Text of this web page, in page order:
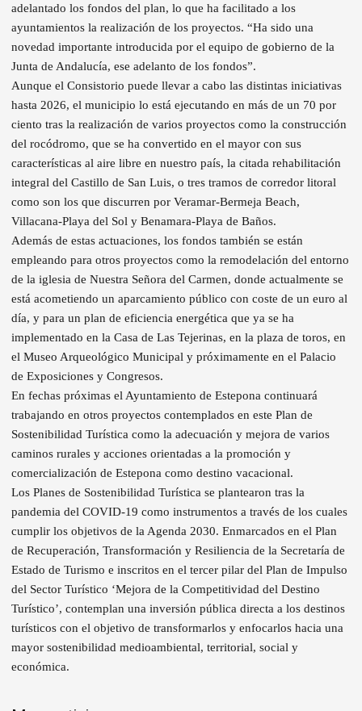
adelantado los fondos del plan, lo que ha facilitado a los
ayuntamientos la realización de los proyectos. “Ha sido una
novedad importante introducida por el equipo de gobierno de la
Junta de Andalucía, ese adelanto de los fondos”.
Aunque el Consistorio puede llevar a cabo las distintas iniciativas
hasta 2026, el municipio lo está ejecutando en más de un 70 por
ciento tras la realización de varios proyectos como la construcción
del rocódromo, que se ha convertido en el mayor con sus
características al aire libre en nuestro país, la citada rehabilitación
integral del Castillo de San Luis, o tres tramos de corredor litoral
como son los que discurren por Veramar-Bermeja Beach,
Villacana-Playa del Sol y Benamara-Playa de Baños.
Además de estas actuaciones, los fondos también se están
empleando para otros proyectos como la remodelación del entorno
de la iglesia de Nuestra Señora del Carmen, donde actualmente se
está acometiendo un aparcamiento público con coste de un euro al
día, y para un plan de eficiencia energética que ya se ha
implementado en la Casa de Las Tejerinas, en la plaza de toros, en
el Museo Arqueológico Municipal y próximamente en el Palacio
de Exposiciones y Congresos.
En fechas próximas el Ayuntamiento de Estepona continuará
trabajando en otros proyectos contemplados en este Plan de
Sostenibilidad Turística como la adecuación y mejora de varios
caminos rurales y acciones orientadas a la promoción y
comercialización de Estepona como destino vacacional.
Los Planes de Sostenibilidad Turística se plantearon tras la
pandemia del COVID-19 como instrumentos a través de los cuales
cumplir los objetivos de la Agenda 2030. Enmarcados en el Plan
de Recuperación, Transformación y Resiliencia de la Secretaría de
Estado de Turismo e inscritos en el tercer pilar del Plan de Impulso
del Sector Turístico ‘Mejora de la Competitividad del Destino
Turístico’, contemplan una inversión pública directa a los destinos
turísticos con el objetivo de transformarlos y enfocarlos hacia una
mayor sostenibilidad medioambiental, territorial, social y
económica.